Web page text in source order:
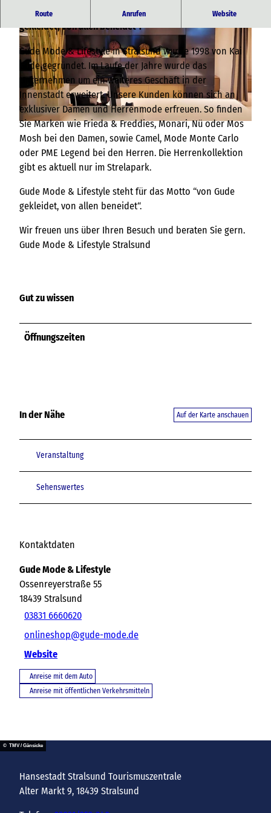
© Gude Mode & Lifestyle |CC-BY-NC-ND
© Gude Mode & Lifestyle |CC-BY-NC-ND
Route Anrufen Website
Gude Mode & Lifestyle steht für das Motto “von Gude
gekleidet, von allen beneidet“.
Gude Mode & Lifestyle in Stralsund wurde 1998 von Kai
Gude gegründet. Im Laufe der Jahre wurde das
Unternehmen um ein weiteres Geschäft in der
Innenstadt erweitert. Unsere Kunden können sich an
exklusiver Damen und Herrenmode erfreuen. So finden
Sie Marken wie Frieda & Freddies, Monari, Nü oder Mos
Mosh bei den Damen, sowie Camel, Mode Monte Carlo
oder PME Legend bei den Herren. Die Herrenkollektion
gibt es aktuell nur im Strelapark.
Gude Mode & Lifestyle steht für das Motto “von Gude
gekleidet, von allen beneidet“.
Wir freuen uns über Ihren Besuch und beraten Sie gern.
Gude Mode & Lifestyle Stralsund
Gut zu wissen
Öffnungszeiten
In der Nähe Auf der Karte anschauen
Veranstaltung
Sehenswertes
Kontaktdaten
Gude Mode & Lifestyle
Ossenreyerstraße 55
18439 Stralsund
03831 6660620
onlineshop@gude-mode.de
Website
Anreise mit dem Auto
Anreise mit öffentlichen Verkehrsmitteln
© TMV / Gänsicke
Hansestadt Stralsund Tourismuszentrale
Alter Markt 9, 18439 Stralsund